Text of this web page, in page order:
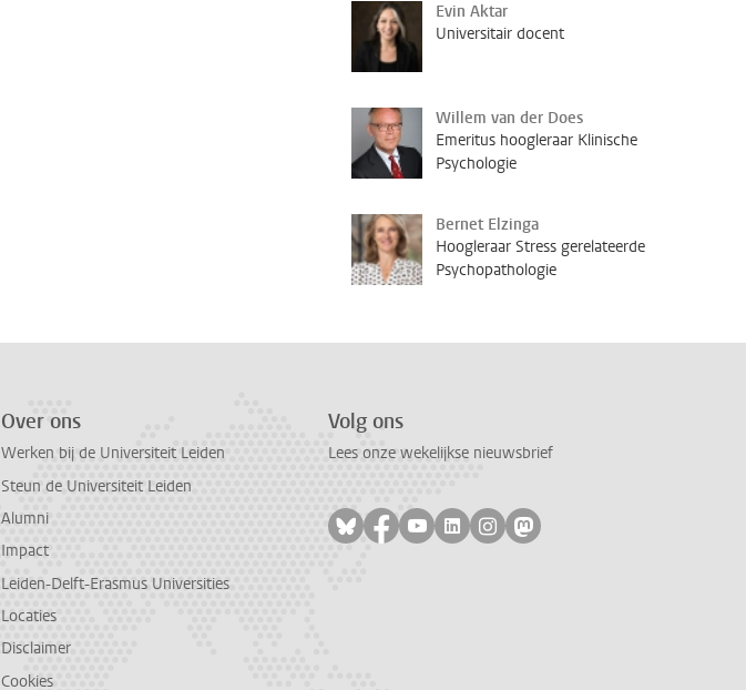
Evin Aktar
Universitair docent
Willem van der Does
Emeritus hoogleraar Klinische
Psychologie
Bernet Elzinga
Hoogleraar Stress gerelateerde
Psychopathologie
Over ons
Werken bij de Universiteit Leiden
Steun de Universiteit Leiden
Alumni
Impact
Leiden-Delft-Erasmus Universities
Locaties
Disclaimer
Cookies
Volg ons
Lees onze wekelijkse nieuwsbrief
Volg ons op bluesky
Volg ons op facebook
Volg ons op youtube
Volg ons op linkedin
Volg ons op instagram
Volg ons op mastodon